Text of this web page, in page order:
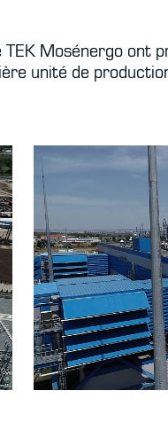
Mosénergo
unité de